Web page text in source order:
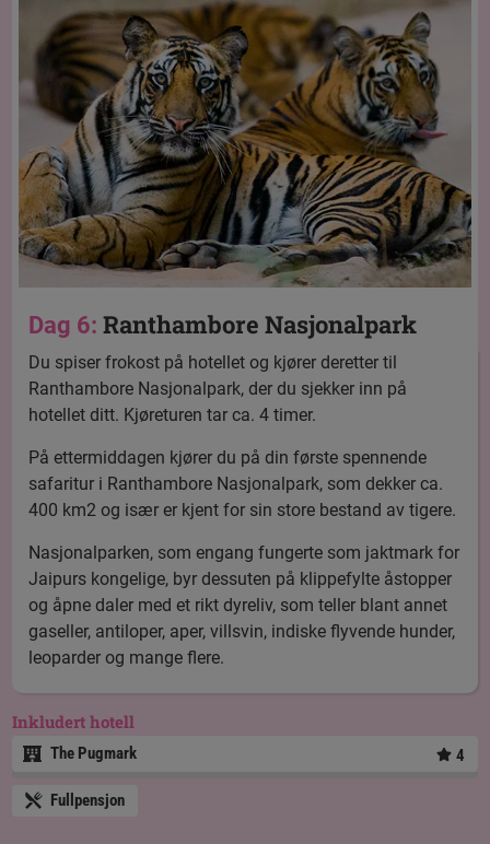
Dag 6:Ranthambore Nasjonalpark
Du spiser frokost på hotellet og kjører deretter til
Ranthambore Nasjonalpark, der du sjekker inn på
hotellet ditt. Kjøreturen tar ca. 4 timer.
På ettermiddagen kjører du på din første spennende
safaritur i Ranthambore Nasjonalpark, som dekker ca.
400 km2 og især er kjent for sin store bestand av tigere.
Nasjonalparken, som engang fungerte som jaktmark for
Jaipurs kongelige, byr dessuten på klippefylte åstopper
og åpne daler med et rikt dyreliv, som teller blant annet
gaseller, antiloper, aper, villsvin, indiske flyvende hunder,
leoparder og mange flere.
Inkludert hotell
The Pugmark 4
Fullpensjon